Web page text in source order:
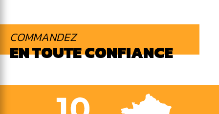
COMMANDEZ
EN TOUTE CONFIANCE